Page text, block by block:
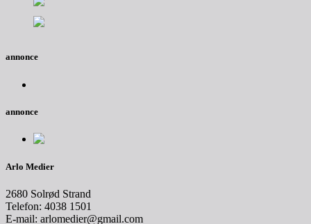
annonce
annonce
Arlo Medier
2680 Solrød Strand
Telefon: 4038 1501
E-mail: arlomedier@gmail.com